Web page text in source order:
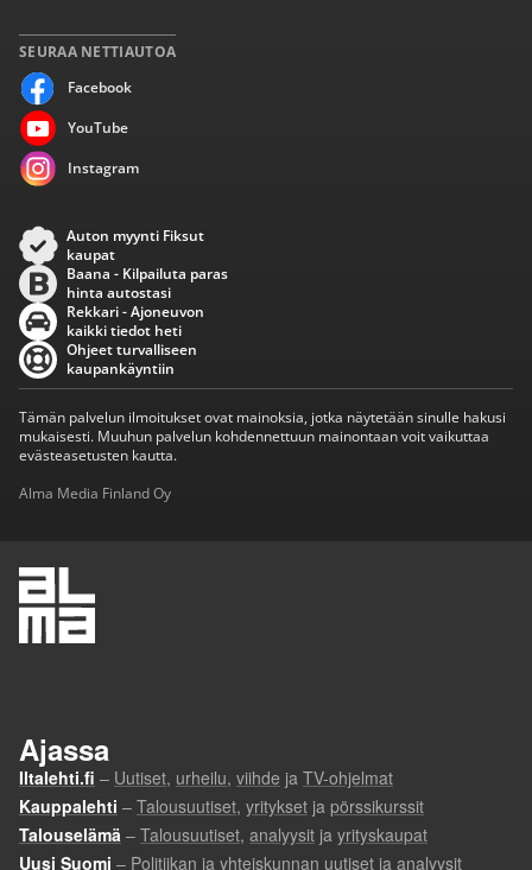
SEURAA NETTIAUTOA
Facebook
YouTube
Instagram
Auton myynti Fiksut
kaupat
Baana - Kilpailuta paras
hinta autostasi
Rekkari - Ajoneuvon
kaikki tiedot heti
Ohjeet turvalliseen
kaupankäyntiin
Tämän palvelun ilmoitukset ovat mainoksia, jotka näytetään sinulle hakusi
mukaisesti. Muuhun palvelun kohdennettuun mainontaan voit vaikuttaa
evästeasetusten kautta.
Alma Media Finland Oy